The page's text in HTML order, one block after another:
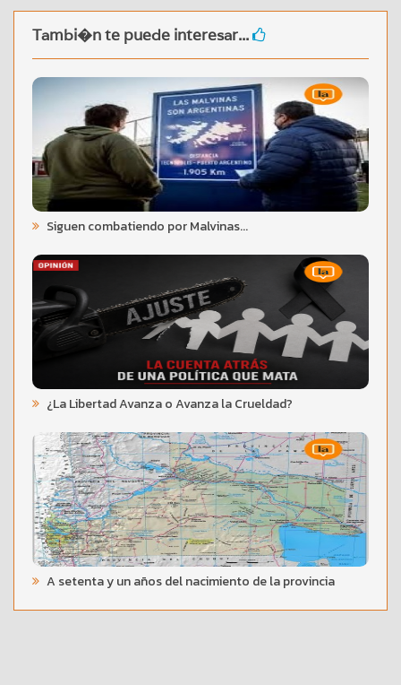
Tambi�n te puede interesar...
Siguen combatiendo por Malvinas...
¿La Libertad Avanza o Avanza la Crueldad?
A setenta y un años del nacimiento de la provincia